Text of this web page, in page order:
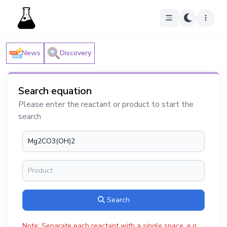
News Discovery
Search equation
Please enter the reactant or product to start the
search
Search